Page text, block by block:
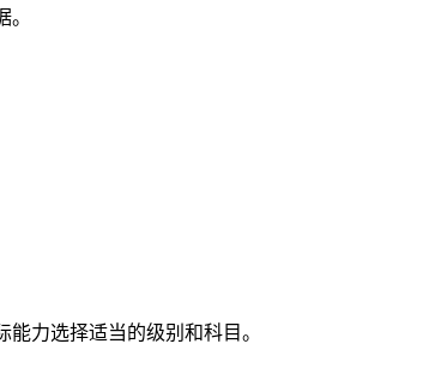
力选择适当的级别和科目。